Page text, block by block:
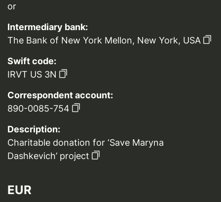
or
Intermediary bank:
The Bank of New York Mellon, New York, USA
Swift code:
IRVT US 3N
Correspondent account:
890-0085-754
Description:
Charitable donation for ‘Save Maryna
Dashkevich’ project
EUR